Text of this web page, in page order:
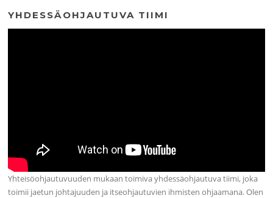
YHDESSÄOHJAUTUVA TIIMI
Yhteisöohjautuvuuden mukaan toimiva yhdessäohjautuva tiimi, joka
toimii jaetun johtajuuden ja itseohjautuvien ihmisten ohjaamana. Olen